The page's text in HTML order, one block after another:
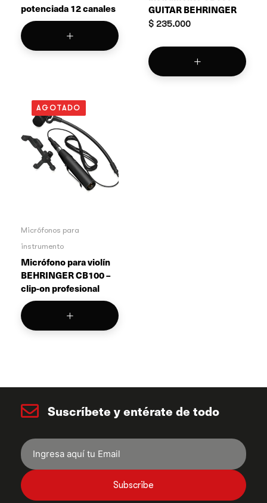
potenciada 12 canales
GUITAR BEHRINGER
$ 235.000
AGOTADO
Micrófonos para
instrumento
Micrófono para violín
BEHRINGER CB100 –
clip-on profesional
Suscríbete y entérate de todo
Subscribe